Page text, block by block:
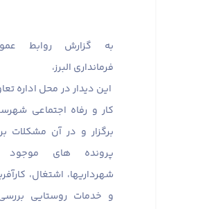
به گزارش روابط
فرمانداری البرز،
این دیدار در محل اداره
کار و رفاه اجتماعی
برگزار و در آن مشکلات
پرونده های موجود
شهرداریها، اشتغال،
و خدمات روستایی